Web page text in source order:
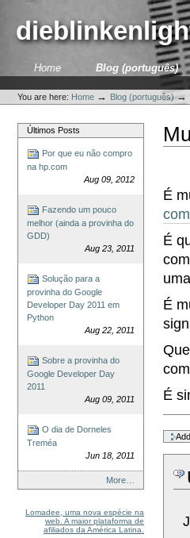
content.
SectionsHome Blog (português)
tools
You are here: Home → Blog (português) →
Últimos Posts
Por que eu não compro
na hp.com
Aug 09, 2012
Fazendo um pouco
melhor (ainda a provinha do
GDD)
Aug 23, 2011
Solução para a
provinha do Google
Developer Day 2011 em
Python
Aug 22, 2011
Sobre a provinha do
Google Developer Day
2011
Aug 09, 2011
O dia de Dorneles
Treméa
Jun 18, 2011
More…
Lomadee, uma nova espécie na
web. A maior plataforma de
afiliados da América Latina.
É
É
É
É